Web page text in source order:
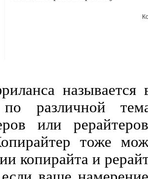
называется
по различной
или
тоже
копирайта и